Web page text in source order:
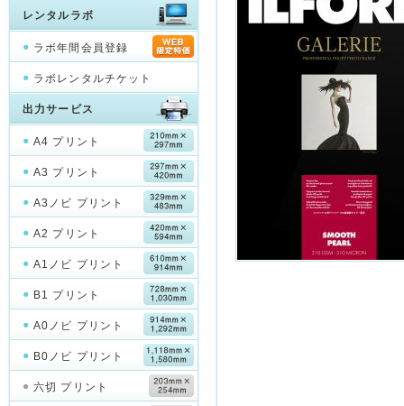
レンタルラボ
ラボ年間会員登録
ラボレンタルチケット
出力サービス
A4 プリント
A3 プリント
A3ノビ プリント
A2 プリント
A1ノビ プリント
B1 プリント
A0ノビ プリント
B0ノビ プリント
六切 プリント